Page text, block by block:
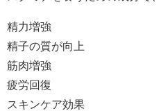
精力増強
精子の質が向上
筋肉増強
疲労回復
スキンケア効果